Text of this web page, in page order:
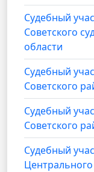
Судебный
Советского
области
Судебный
Советского
Судебный
Советского
Судебный